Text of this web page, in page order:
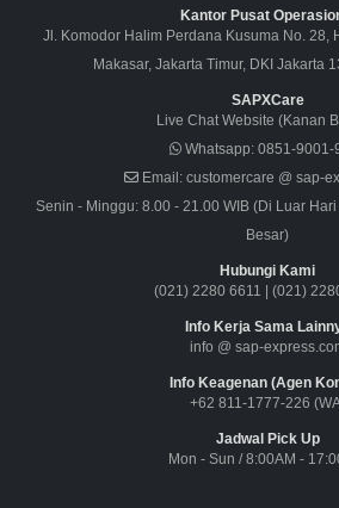
Kantor Pusat
Jl. Komodor Halim Perdana Kusuma No. 28,
Makasar, Jakarta Timur, DKI Jakarta
SAPXCare
Live Chat Website (Kanan
Whatsapp:0851-9001-
Email: customercare @ sap-
Senin - Minggu: 8.00 - 21.00 WIB (Di Luar
Besar)
Hubungi Kami
(021) 2280 6611
(021)
Info Kerja Sama
info @ sap-
Info Keagenan (Agen
+62 811-1777-226
Jadwal Pick Up
Mon - Sun / 8:00AM -